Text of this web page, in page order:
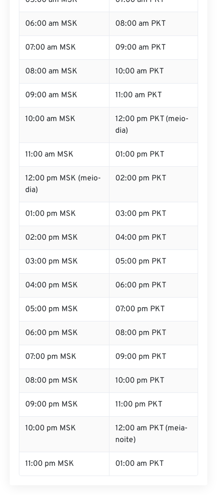
06:00 am MSK 08:00 am PKT
07:00 am MSK 09:00 am PKT
08:00 am MSK 10:00 am PKT
09:00 am MSK 11:00 am PKT
10:00 am MSK
12:00 pm PKT (meio-
dia)
11:00 am MSK 01:00 pm PKT
12:00 pm MSK (meio-
dia)
02:00 pm PKT
01:00 pm MSK 03:00 pm PKT
02:00 pm MSK 04:00 pm PKT
03:00 pm MSK 05:00 pm PKT
04:00 pm MSK 06:00 pm PKT
05:00 pm MSK 07:00 pm PKT
06:00 pm MSK 08:00 pm PKT
07:00 pm MSK 09:00 pm PKT
08:00 pm MSK 10:00 pm PKT
09:00 pm MSK 11:00 pm PKT
10:00 pm MSK
12:00 am PKT (meia-
noite)
11:00 pm MSK 01:00 am PKT